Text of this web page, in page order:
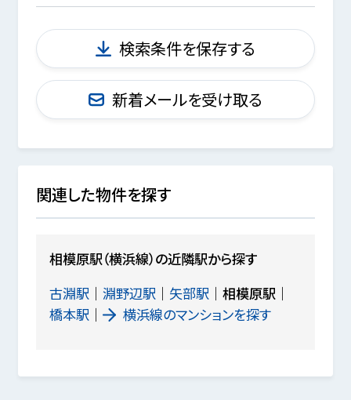
検索条件を保存する
新着メールを受け取る
関連した物件を探す
相模原駅（横浜線）の近隣駅から探す
古淵駅
淵野辺駅 矢部駅
相模原駅
橋本駅
横浜線のマンションを探す